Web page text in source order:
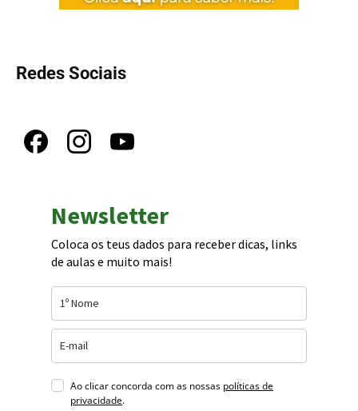
Redes Sociais
Newsletter
Coloca os teus dados para receber dicas, links
de aulas e muito mais!
Ao clicar concorda com as nossas políticas de
privacidade.